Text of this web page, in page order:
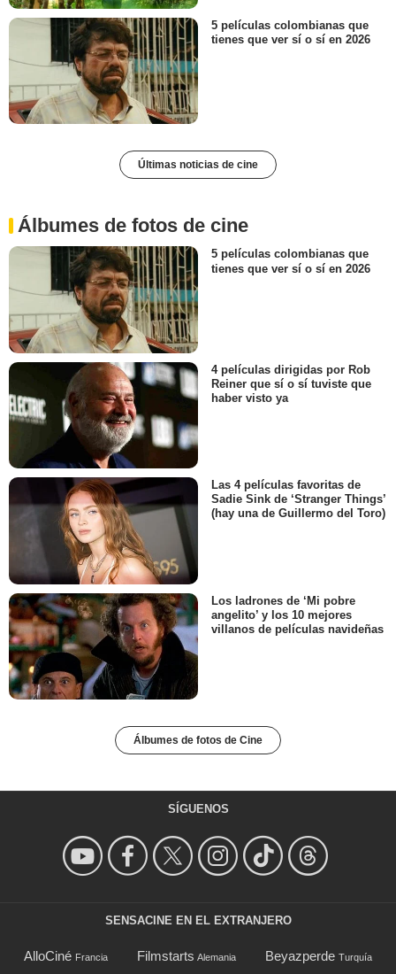
5 películas colombianas que
tienes que ver sí o sí en 2026
Últimas noticias de cine
Álbumes de fotos de cine
5 películas colombianas que
tienes que ver sí o sí en 2026
4 películas dirigidas por Rob
Reiner que sí o sí tuviste que
haber visto ya
Las 4 películas favoritas de
Sadie Sink de ‘Stranger Things’
(hay una de Guillermo del Toro)
Los ladrones de ‘Mi pobre
angelito’ y los 10 mejores
villanos de películas navideñas
Álbumes de fotos de Cine
SÍGUENOS
SENSACINE EN EL EXTRANJERO
AlloCiné Francia Filmstarts Alemania Beyazperde Turquía